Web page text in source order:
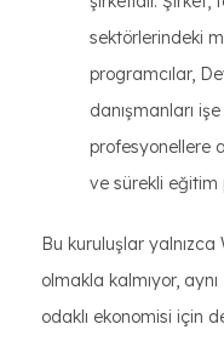
sektörlerindeki
programcılar,
danışmanları
profesyonellere
ve sürekli eğitim
Bu kuruluşlar yalnızca
olmakla kalmıyor,
odaklı ekonomisi için